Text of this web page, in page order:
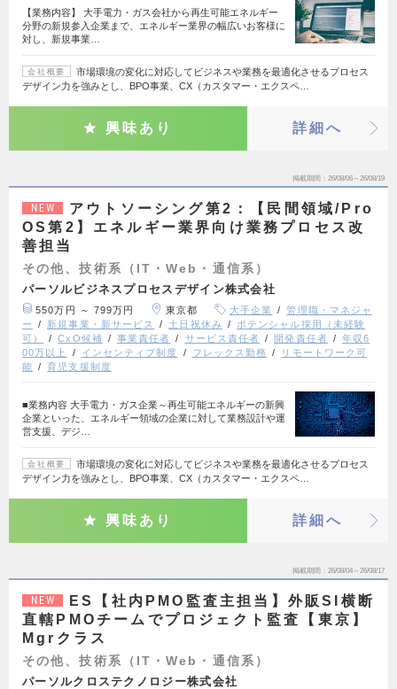
【業務内容】 大手電力・ガス会社から再生可能エネルギー
分野の新規参入企業まで、エネルギー業界の幅広いお客様に
対し、新規事業…
会社概要
市場環境の変化に対応してビジネスや業務を最適化させるプロセス
デザイン力を強みとし、BPO事業、CX（カスタマー・エクスペ…
興味あり 詳細へ
掲載期間 26/08/06～26/08/19
NEW
アウトソーシング第2：【民間領域/Pro
OS第2】エネルギー業界向け業務プロセス改
善担当
その他、技術系（IT・Web・通信系）
パーソルビジネスプロセスデザイン株式会社
550万円 ～ 799万円 東京都 大手企業
管理職・マネジャ
ー
新規事業・新サービス 土日祝休み
ポテンシャル採用（未経験
可）
CxO候補 事業責任者 サービス責任者 開発責任者
年収6
00万以上
インセンティブ制度 フレックス勤務
リモートワーク可
能
育児支援制度
■業務内容 大手電力・ガス企業～再生可能エネルギーの新興
企業といった、エネルギー領域の企業に対して業務設計や運
営支援、デジ…
会社概要
市場環境の変化に対応してビジネスや業務を最適化させるプロセス
デザイン力を強みとし、BPO事業、CX（カスタマー・エクスペ…
興味あり 詳細へ
掲載期間 26/08/04～26/08/17
NEW
ES【社内PMO監査主担当】外販SI横断
直轄PMOチームでプロジェクト監査【東京】
Mgrクラス
その他、技術系（IT・Web・通信系）
パーソルクロステクノロジー株式会社